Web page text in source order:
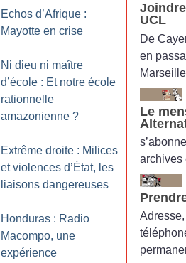
Echos d’Afrique :
Mayotte en crise
Ni dieu ni maître
d’école : Et notre école
rationnelle
amazonienne ?
Extrême droite : Milices
et violences d’État, les
liaisons dangereuses
Honduras : Radio
Macompo, une
expérience
UCL
De
en
Le
archives